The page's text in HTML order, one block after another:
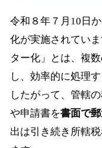
令和８年７月10日
化が実施されてい
ター化」とは、複
し、効率的に処理
したがって、管轄
や申請書を書面で
出は引き続き所轄